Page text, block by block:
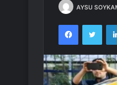
AYSU
Facebook